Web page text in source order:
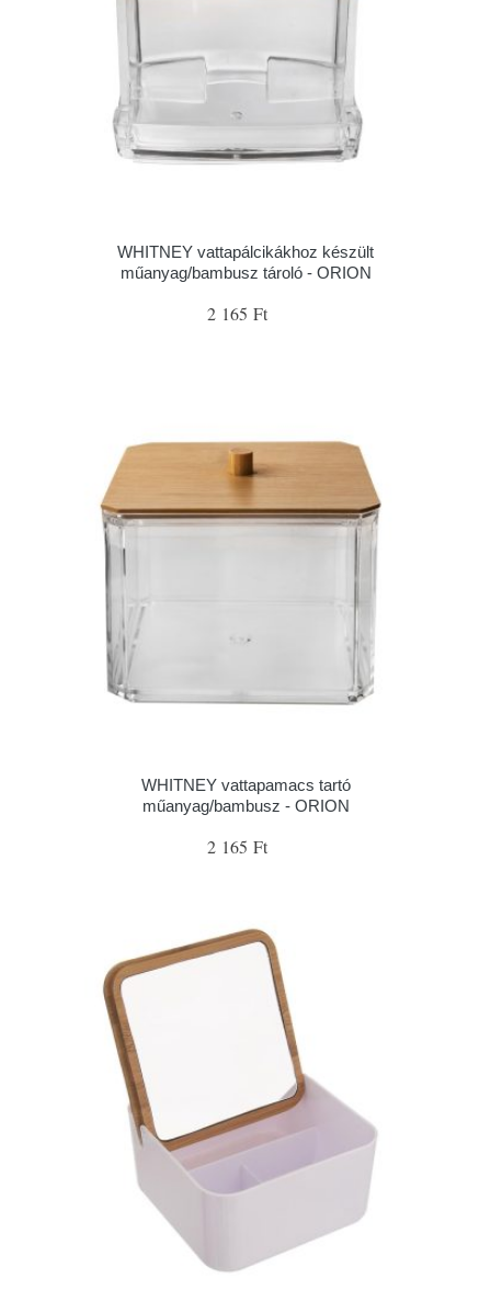
WHITNEY vattapálcikákhoz készült
műanyag/bambusz tároló - ORION
2 165 Ft
WHITNEY vattapamacs tartó
műanyag/bambusz - ORION
2 165 Ft